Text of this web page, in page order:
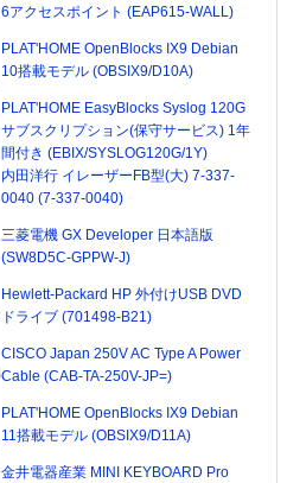
6アクセスポイント (EAP615-WALL)
PLAT'HOME OpenBlocks IX9 Debian
10搭載モデル (OBSIX9/D10A)
PLAT'HOME EasyBlocks Syslog 120G
サブスクリプション(保守サービス) 1年
間付き (EBIX/SYSLOG120G/1Y)
内田洋行 イレーザーFB型(大) 7-337-
0040 (7-337-0040)
三菱電機 GX Developer 日本語版
(SW8D5C-GPPW-J)
Hewlett-Packard HP 外付けUSB DVD
ドライブ (701498-B21)
CISCO Japan 250V AC Type A Power
Cable (CAB-TA-250V-JP=)
PLAT'HOME OpenBlocks IX9 Debian
11搭載モデル (OBSIX9/D11A)
金井電器産業 MINI KEYBOARD Pro